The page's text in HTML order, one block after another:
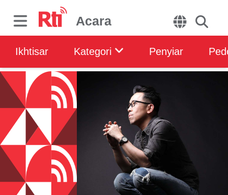
Acara
Ikhtisar Kategori Penyiar